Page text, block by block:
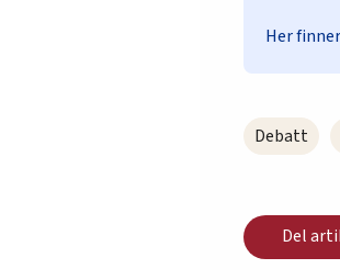
Her
Debatt
Del